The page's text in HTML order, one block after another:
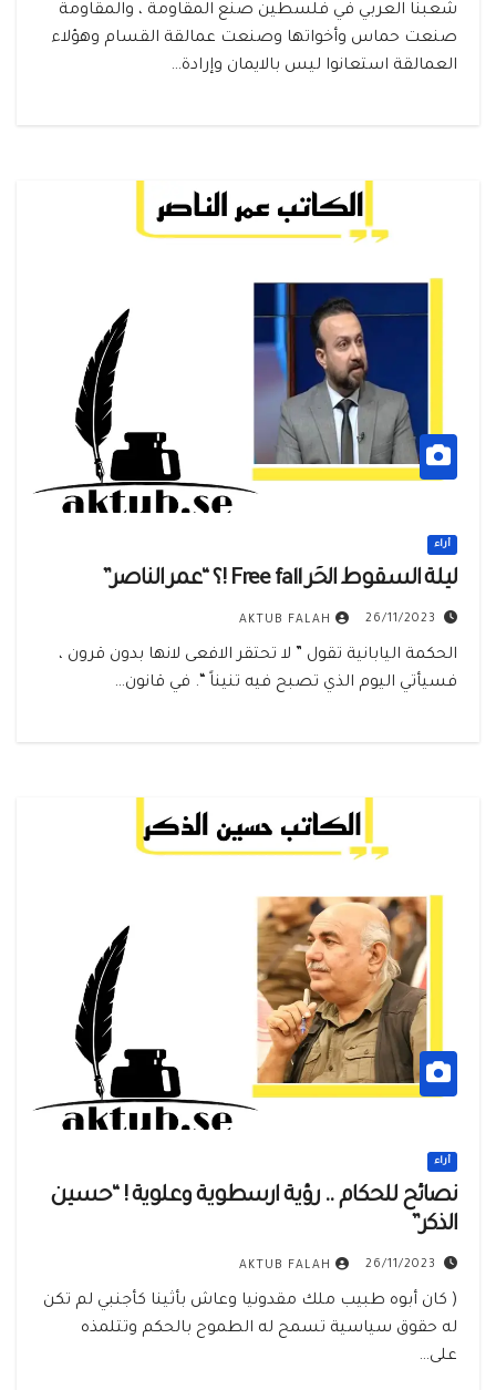
شعبنا العربي في فلسطين صنع المقاومة ، والمقاومة
صنعت حماس وأخواتها وصنعت عمالقة القسام وهؤلاء
العمالقة استعانوا ليس بالايمان وإرادة…
أراء
ليلة السقوط الحُر Free fall !؟ “عمر الناصر”
26/11/2023
AKTUB FALAH
الحكمة اليابانية تقول ” لا تحتقر الافعى لانها بدون قرون ،
فسيأتي اليوم الذي تصبح فيه تنيناً “. في قانون…
أراء
نصائح للحكام .. رؤية ارسطوية وعلوية ! “حسين
الذكر”
26/11/2023
AKTUB FALAH
( كان أبوه طبيب ملك مقدونيا وعاش بأثينا كأجنبي لم تكن
له حقوق سياسية تسمح له الطموح بالحكم وتتلمذه
على…